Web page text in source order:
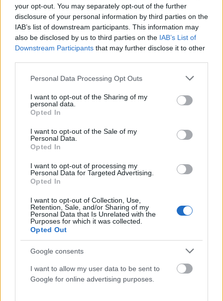
your opt-out. You may separately opt-out of the further
disclosure of your personal information by third parties on the
IAB’s list of downstream participants. This information may
also be disclosed by us to third parties on the IAB’s List of
Downstream Participants that may further disclose it to other
Please note that this website/app uses one or more Google
not limited to your visit or usage behaviour. You may click to
grant or deny consent to Google and its third-party tags to
use your data for below specified purposes in below Google
consent section.
Personal Data Processing Opt Outs
I want to opt-out of the Sharing of my
personal data.
Opted In
I want to opt-out of the Sale of my
Personal Data.
Opted In
I want to opt-out of processing my
Personal Data for Targeted Advertising.
Opted In
I want to opt-out of Collection, Use,
Retention, Sale, and/or Sharing of my
Personal Data that Is Unrelated with the
Purposes for which it was collected.
Opted Out
Google consents
I want to allow my user data to be sent to
Google for online advertising purposes.
«Emily in Paris» στο πιο glamorous σκηνικό του
Αιγαίου (VIDEO)
ΑΝΑΡΤΗΘΗΚΕ ΑΠΟΣΤΈΛΛΑ ΛΊΤΑΙΝΑ 18 ΜΑΪ́ΟΥ 2026
Η Μύκονος φορά ξανά τα κινηματογραφικά της χρώματα και
χρονιάς. Η δημοφιλής…